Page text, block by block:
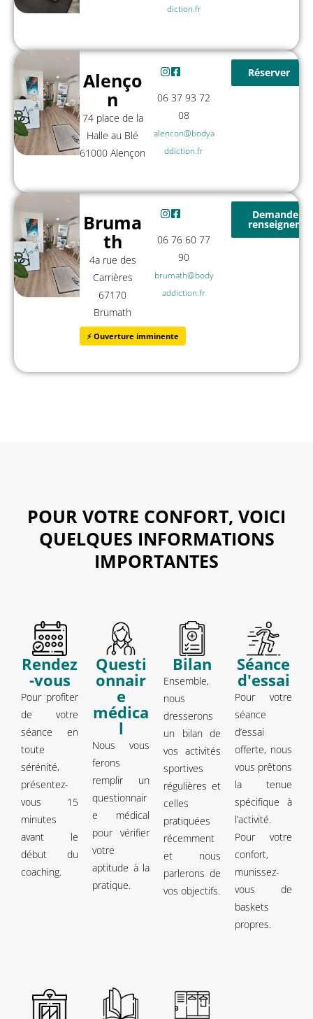
diction.fr
Alenço
n
74 place de la
Halle au Blé
61000 Alençon
06 37 93 72
08
alencon@bodya
ddiction.fr
Réserver
Bruma
th
4a rue des
Carrières
67170
Brumath
⚡ Ouverture imminente
06 76 60 77
90
brumath@body
addiction.fr
Demander
POUR VOTRE CONFORT, VOICI
QUELQUES INFORMATIONS
IMPORTANTES
Rendez
-vous
Pour profiter
de votre
séance en
toute
sérénité,
présentez-
vous 15
minutes
avant le
début du
coaching.
Questi
onnair
e
médica
l
Nous vous
ferons
remplir un
questionnair
e médical
pour vérifier
votre
aptitude à la
pratique.
Bilan
Ensemble,
nous
dresserons
un bilan de
vos activités
sportives
régulières et
celles
pratiquées
récemment
et nous
parlerons de
vos objectifs.
Séance
d'essai
Pour votre
séance
d’essai
offerte, nous
vous prêtons
la tenue
spécifique à
l’activité.
Pour votre
confort,
munissez-
vous de
baskets
propres.